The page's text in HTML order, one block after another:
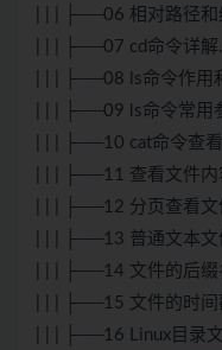
| | | ├──06 相对路径
| | | ├──07 cd命令详
| | | ├──08 ls命令作用
| | | ├──09 ls命令常用
| | | ├──10 cat命令查
| | | ├──11 查看文件
| | | ├──12 分页查看
| | | ├──13 普通文本
| | | ├──14 文件的后
| | | ├──15 文件的时
| | | ├──16 Linux目录